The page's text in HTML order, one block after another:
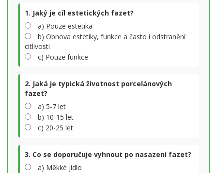
1. Jaký je cíl estetických fazet?
a) Pouze estetika
b) Obnova estetiky, funkce a často i odstranění
citlivosti
c) Pouze funkce
2. Jaká je typická životnost porcelánových
fazet?
a) 5-7 let
b) 10-15 let
c) 20-25 let
3. Co se doporučuje vyhnout po nasazení fazet?
a) Měkké jídlo